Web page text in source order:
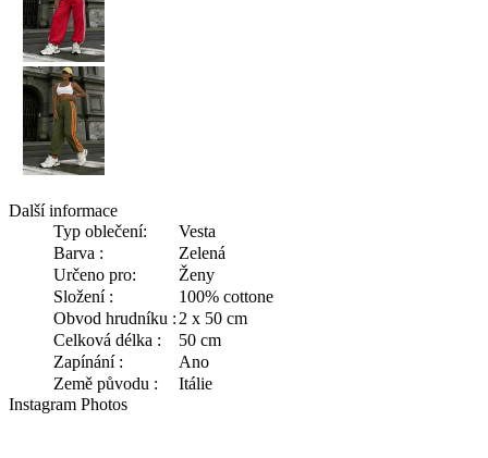
Další informace
Typ oblečení:
Vesta
Barva :
Zelená
Určeno pro:
Ženy
Složení :
100% cottone
Obvod hrudníku : 2 x 50 cm
Celková délka :
50 cm
Zapínání :
Ano
Země původu :
Itálie
Instagram Photos